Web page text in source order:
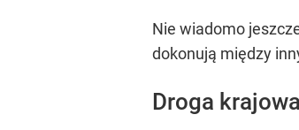
Nie wiadomo
dokonują między
Droga